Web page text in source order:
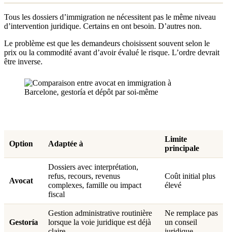
Tous les dossiers d’immigration ne nécessitent pas le même niveau
d’intervention juridique. Certains en ont besoin. D’autres non.
Le problème est que les demandeurs choisissent souvent selon le
prix ou la commodité avant d’avoir évalué le risque. L’ordre devrait
être inverse.
Option Adaptée à
Limite
principale
Avocat
Dossiers avec interprétation,
refus, recours, revenus
complexes, famille ou impact
fiscal
Coût initial plus
élevé
Gestoría
Gestion administrative routinière
lorsque la voie juridique est déjà
Ne remplace pas
un conseil